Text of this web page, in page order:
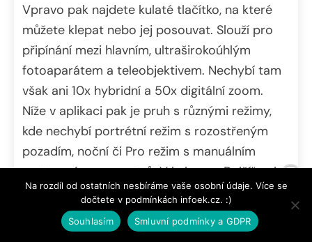
Vpravo pak najdete kulaté tlačítko, na které
můžete klepat nebo jej posouvat. Slouží pro
připínání mezi hlavním, ultraširokoúhlým
fotoaparátem a teleobjektivem. Nechybí tam
však ani 10x hybridní a 50x digitální zoom.
Níže v aplikaci pak je pruh s různými režimy,
kde nechybí portrétní režim s rozostřeným
pozadím, noční či Pro režim s manuálním
nastavením parametrů. V kolonce „Další“ pak
najdete také zpomalený záběr, panorama,
focení černobíle, malování světlem, časosběr
či focení v plném 50 Mpx rozlišením.
Na rozdíl od ostatních nesbíráme vaše osobní údaje. Více se
dočtete v podmínkách infoek.cz. :)
Souhlasím
Smluvní podmínky a GDPR